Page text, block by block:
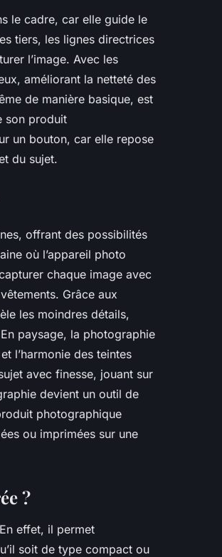
le cadre, car elle guide le
tiers, les lignes directrices
l’image. Avec les
améliorant la netteté des
de manière basique, est
son produit
un bouton, car elle repose
du sujet.
offrant des possibilités
où l’appareil photo
chaque image avec
Grâce aux
les moindres détails,
paysage, la photographie
l’harmonie des teintes
avec finesse, jouant sur
devient un outil de
photographique
ou imprimées sur une
?
effet, il permet
soit de type compact ou